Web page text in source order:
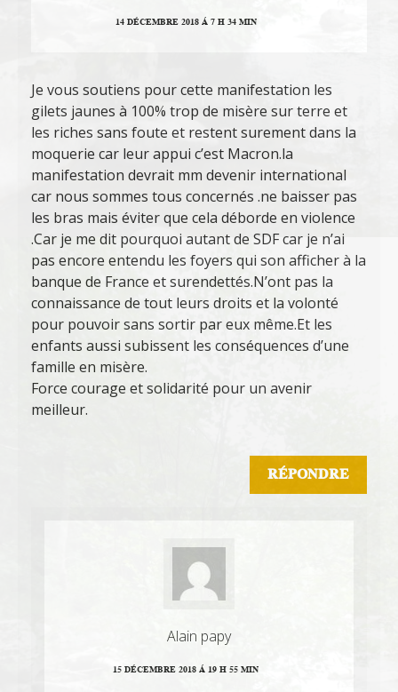
14 DÉCEMBRE 2018 Á 7 H 34 MIN
Je vous soutiens pour cette manifestation les
gilets jaunes à 100% trop de misère sur terre et
les riches sans foute et restent surement dans la
moquerie car leur appui c’est Macron.la
manifestation devrait mm devenir international
car nous sommes tous concernés .ne baisser pas
les bras mais éviter que cela déborde en violence
.Car je me dit pourquoi autant de SDF car je n’ai
pas encore entendu les foyers qui son afficher à la
banque de France et surendettés.N’ont pas la
connaissance de tout leurs droits et la volonté
pour pouvoir sans sortir par eux même.Et les
enfants aussi subissent les conséquences d’une
famille en misère.
Force courage et solidarité pour un avenir
meilleur.
RÉPONDRE
Alain papy
15 DÉCEMBRE 2018 Á 19 H 55 MIN